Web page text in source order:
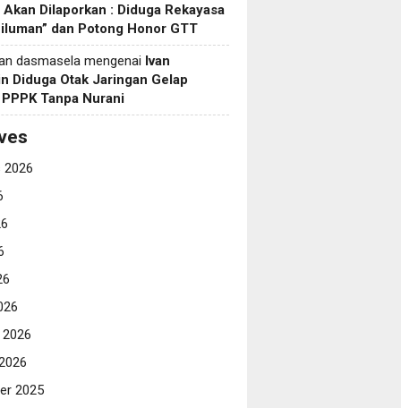
Dilaporkan : Diduga Rekayasa
dan Potong Honor GTT
dasmasela mengenai Ivan
Diduga Otak Jaringan Gelap
Tanpa Nurani
2025